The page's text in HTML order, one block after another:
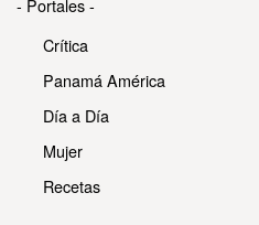
- Portales -
Crítica
Panamá América
Día a Día
Mujer
Recetas